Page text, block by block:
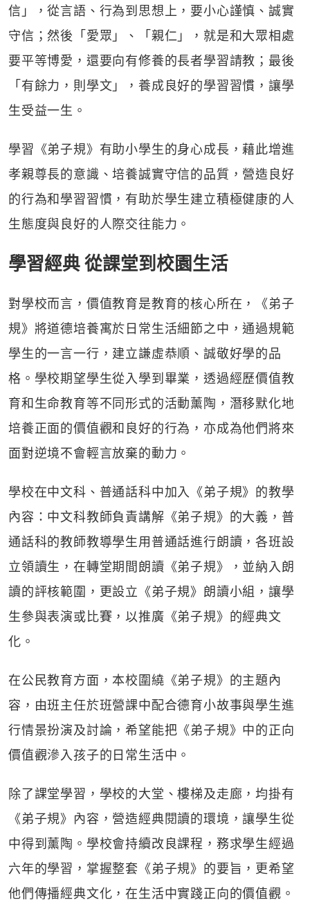
信」，從言語、行為到思想上，要小心謹慎、誠實
守信；然後「愛眾」、「親仁」，就是和大眾相處
要平等博愛，還要向有修養的長者學習請教；最後
「有餘力，則學文」，養成良好的學習習慣，讓學
生受益一生。
學習《弟子規》有助小學生的身心成長，藉此增進
孝親尊長的意識、培養誠實守信的品質，營造良好
的行為和學習習慣，有助於學生建立積極健康的人
生態度與良好的人際交往能力。
學習經典 從課堂到校園生活
對學校而言，價值教育是教育的核心所在，《弟子
規》將道德培養寓於日常生活細節之中，通過規範
學生的一言一行，建立謙虛恭順、誠敬好學的品
格。學校期望學生從入學到畢業，透過經歷價值教
育和生命教育等不同形式的活動薰陶，潛移默化地
培養正面的價值觀和良好的行為，亦成為他們將來
面對逆境不會輕言放棄的動力。
學校在中文科、普通話科中加入《弟子規》的教學
內容：中文科教師負責講解《弟子規》的大義，普
通話科的教師教導學生用普通話進行朗讀，各班設
立領讀生，在轉堂期間朗讀《弟子規》，並納入朗
讀的評核範圍，更設立《弟子規》朗讀小組，讓學
生參與表演或比賽，以推廣《弟子規》的經典文
化。
在公民教育方面，本校圍繞《弟子規》的主題內
容，由班主任於班營課中配合德育小故事與學生進
行情景扮演及討論，希望能把《弟子規》中的正向
價值觀滲入孩子的日常生活中。
除了課堂學習，學校的大堂、樓梯及走廊，均掛有
《弟子規》內容，營造經典閱讀的環境，讓學生從
中得到薰陶。學校會持續改良課程，務求學生經過
六年的學習，掌握整套《弟子規》的要旨，更希望
他們傳播經典文化，在生活中實踐正向的價值觀。